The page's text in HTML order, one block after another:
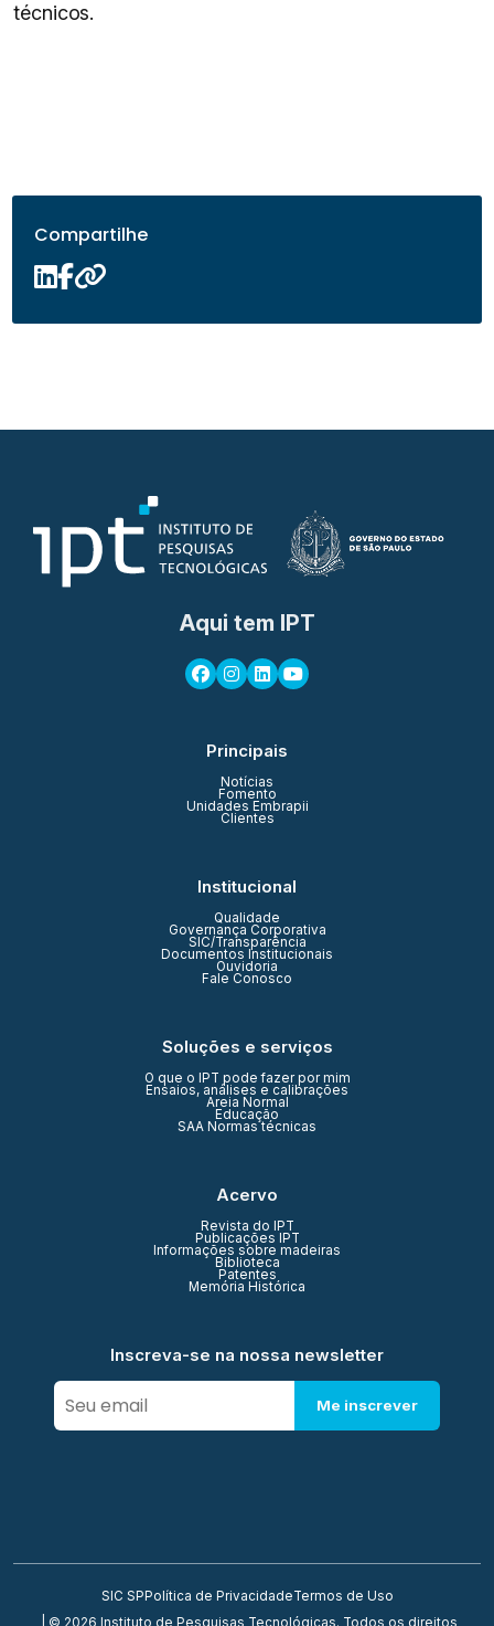
técnicos.
Compartilhe
Aqui tem IPT
Principais
Notícias
Fomento
Unidades Embrapii
Clientes
Institucional
Qualidade
Governança Corporativa
SIC/Transparência
Documentos Institucionais
Ouvidoria
Fale Conosco
Soluções e serviços
O que o IPT pode fazer por mim
Ensaios, análises e calibrações
Areia Normal
Educação
SAA Normas técnicas
Acervo
Revista do IPT
Publicações IPT
Informações sobre madeiras
Biblioteca
Patentes
Memória Histórica
Inscreva-se na nossa newsletter
Me inscrever
SIC SP Política de PrivacidadeTermos de Uso
| © 2026 Instituto de Pesquisas Tecnológicas. Todos os direitos